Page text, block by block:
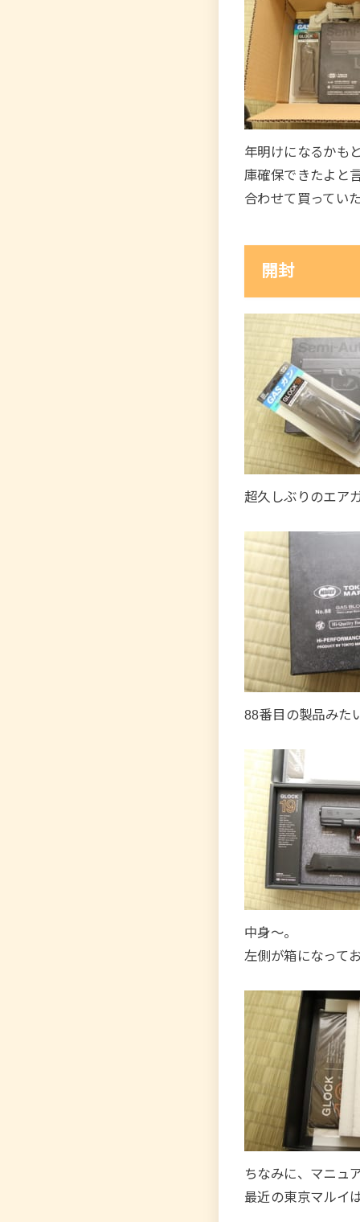
年明けになるかも
庫確保できたよと
合わせて買ってい
開封
超久しぶりのエア
88番目の製品みた
中身～。
左側が箱になって
ちなみに、マニュ
最近の東京マルイ